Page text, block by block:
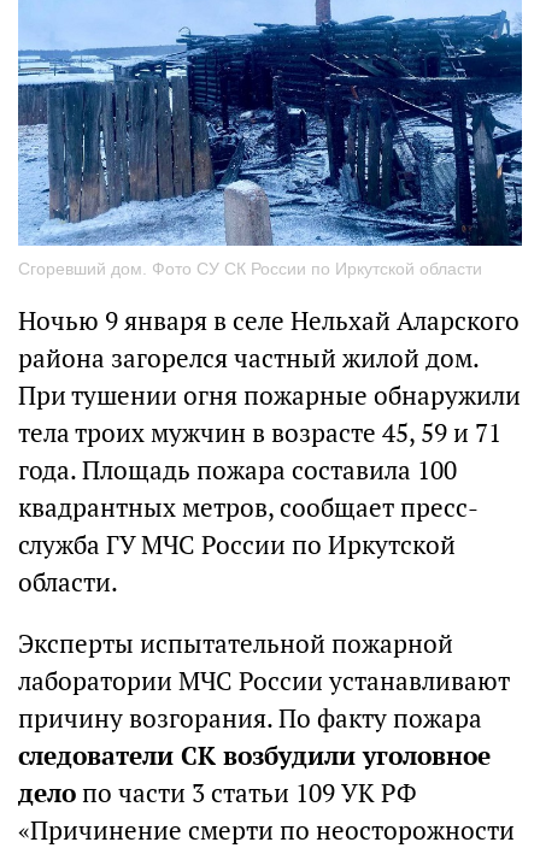
Сгоревший дом. Фото СУ СК России по Иркутской области
Ночью 9 января в селе Нельхай Аларского
района загорелся частный жилой дом.
При тушении огня пожарные обнаружили
тела троих мужчин в возрасте 45, 59 и 71
года. Площадь пожара составила 100
квадрантных метров, сообщает пресс-
служба ГУ МЧС России по Иркутской
области.
Эксперты испытательной пожарной
лаборатории МЧС России устанавливают
причину возгорания. По факту пожара
следователи СК возбудили уголовное
делопо части 3 статьи 109 УК РФ
«Причинение смерти по неосторожности